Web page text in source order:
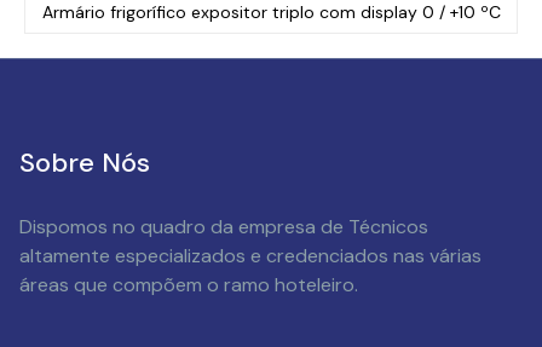
Armário frigorífico expositor triplo com display 0 / +10 ºC
Sobre Nós
Dispomos no quadro da empresa de Técnicos
altamente especializados e credenciados nas várias
áreas que compõem o ramo hoteleiro.